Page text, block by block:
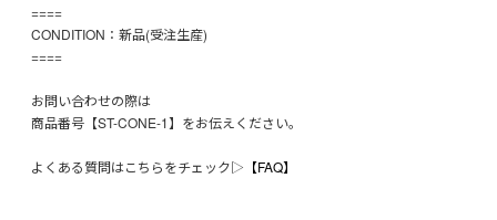
====
CONDITION：新品(受注生産)
====
お問い合わせの際は
商品番号【ST-CONE-1】をお伝えください。
よくある質問はこちらをチェック▷ 【FAQ】